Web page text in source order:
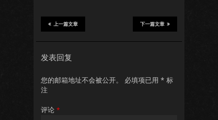
下一篇文章
上一篇文章
发表回复
您的邮箱地址不会被公开。 必填项已用 * 标
注
评论 *